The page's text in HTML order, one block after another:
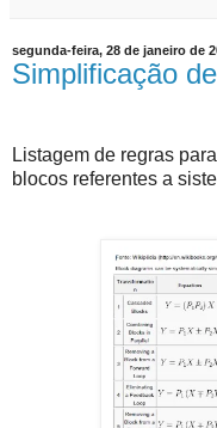
segunda-feira, 28 de janeiro de
Simplificação
Listagem de regras
blocos referentes a